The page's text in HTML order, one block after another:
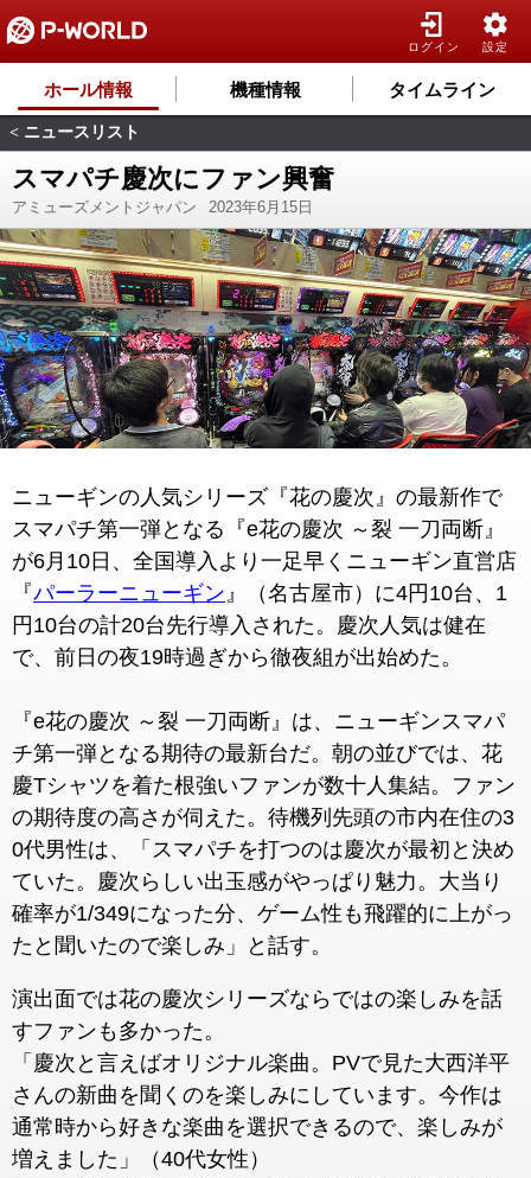
ログイン 設定
ホール情報 機種情報 タイムライン
< ニュースリスト
スマパチ慶次にファン興奮
アミューズメントジャパン 2023年6月15日
ニューギンの人気シリーズ『花の慶次』の最新作で
スマパチ第一弾となる『e花の慶次 ～裂 一刀両断』
が6月10日、全国導入より一足早くニューギン直営店
『パーラーニューギン』（名古屋市）に4円10台、1
円10台の計20台先行導入された。慶次人気は健在
で、前日の夜19時過ぎから徹夜組が出始めた。
『e花の慶次 ～裂 一刀両断』は、ニューギンスマパ
チ第一弾となる期待の最新台だ。朝の並びでは、花
慶Tシャツを着た根強いファンが数十人集結。ファン
の期待度の高さが伺えた。待機列先頭の市内在住の3
0代男性は、「スマパチを打つのは慶次が最初と決め
ていた。慶次らしい出玉感がやっぱり魅力。大当り
確率が1/349になった分、ゲーム性も飛躍的に上がっ
たと聞いたので楽しみ」と話す。
演出面では花の慶次シリーズならではの楽しみを話
すファンも多かった。
「慶次と言えばオリジナル楽曲。PVで見た大西洋平
さんの新曲を聞くのを楽しみにしています。今作は
通常時から好きな楽曲を選択できるので、楽しみが
増えました」（40代女性）